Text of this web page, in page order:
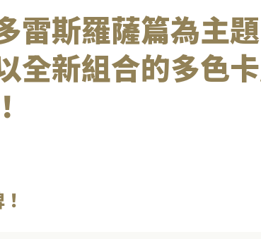
雷斯羅薩篇為主
全新組合的多色